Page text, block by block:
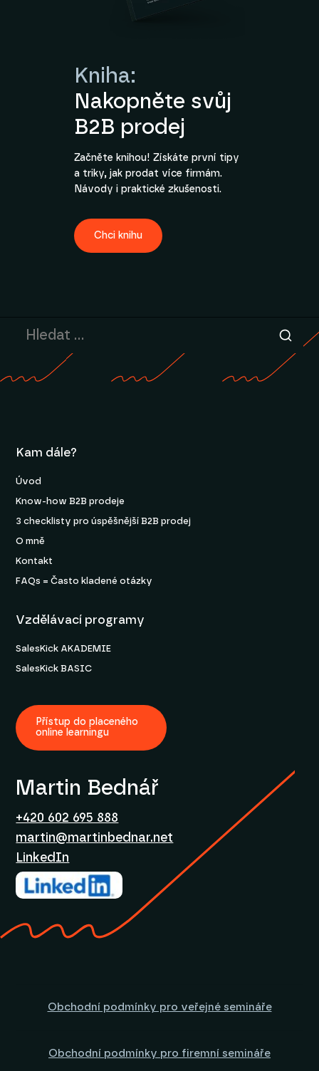
Kniha:
Nakopněte svůj
B2B prodej
Začněte knihou! Získáte první tipy
a triky, jak prodat více firmám.
Návody i praktické zkušenosti.
Chci knihu
Kam dále?
Úvod
Know-how B2B prodeje
3 checklisty pro úspěšnější B2B prodej
O mně
Kontakt
FAQs = Často kladené otázky
Vzdělávací programy
SalesKick AKADEMIE
SalesKick BASIC
Přístup do placeného
online learningu
Martin Bednář
+420 602 695 888
martin@martinbednar.net
LinkedIn
Obchodní podmínky pro veřejné semináře
Obchodní podmínky pro firemní semináře